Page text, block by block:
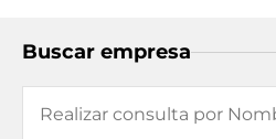
Buscar empresa